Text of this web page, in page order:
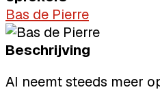
Bas de Pierre
Beschrijving
AI neemt steeds meer